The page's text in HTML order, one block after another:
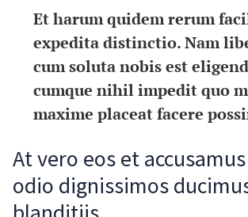
Et harum quidem rerum
expedita distinctio. Nam
cum soluta nobis est
cumque nihil impedit quo
maxime placeat facere
At vero eos et
odio dignissimos